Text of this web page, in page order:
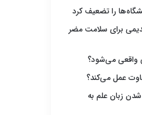
را تضعیف کرد
برای سلامت مضر
واقعی می‌شود؟
عمل می‌کند؟
زبان علم به